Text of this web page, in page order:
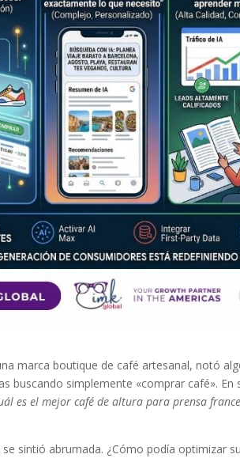
marca boutique de café artesanal, notó
buscando simplemente «comprar café».
es el mejor café de altura para prensa
se sintió abrumada. ¿Cómo podía optimizar